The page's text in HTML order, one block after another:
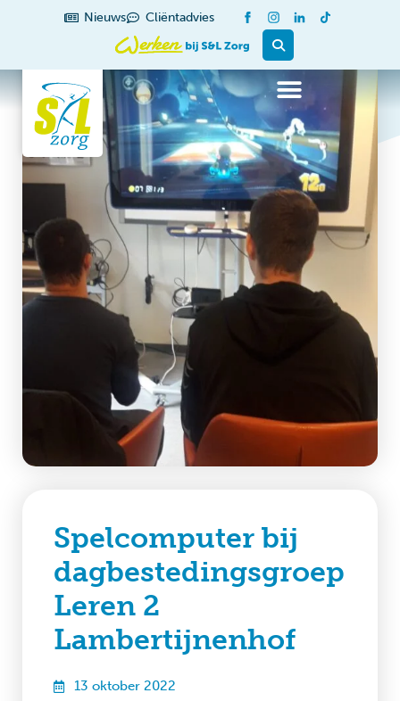
Nieuws Cliëntadvies
Spelcomputer bij
dagbestedingsgroep
Leren 2
Lambertijnenhof
13 oktober 2022